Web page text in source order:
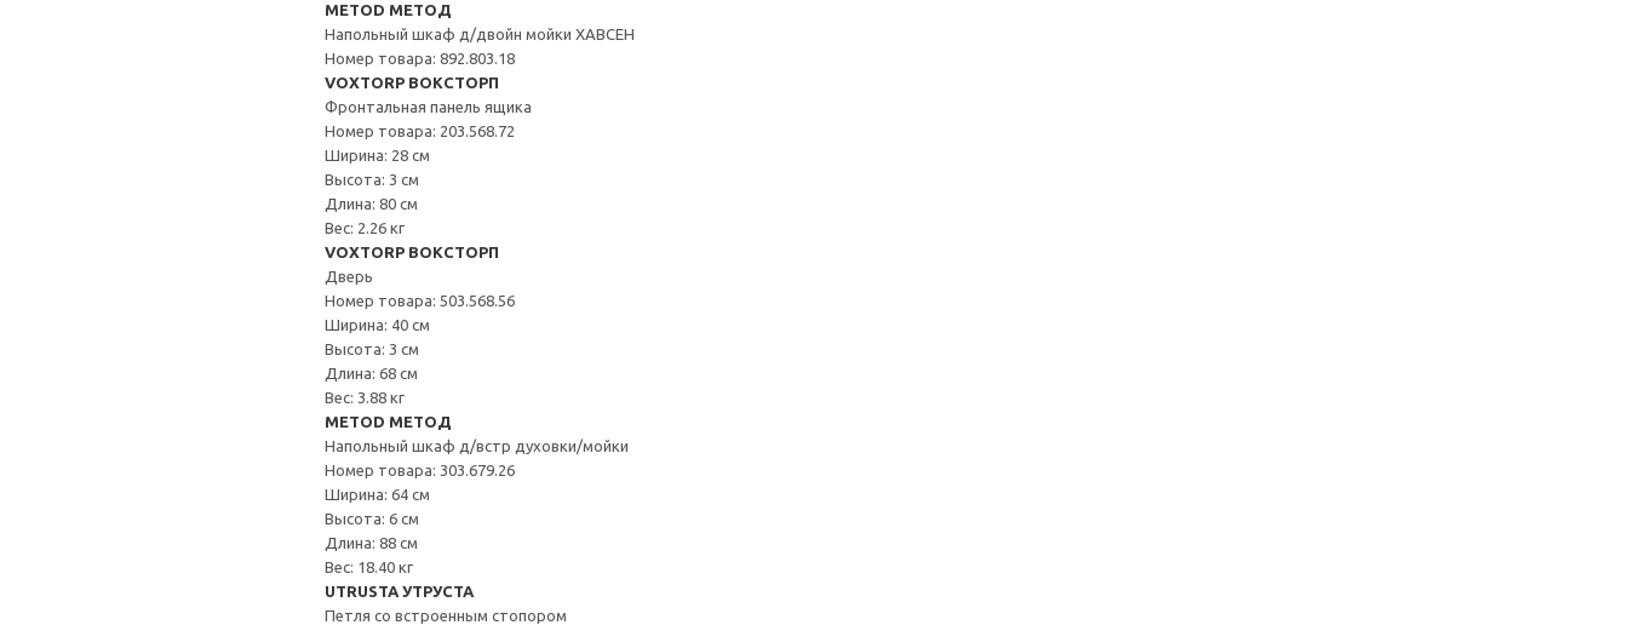
METOD МЕТОД
Напольный шкаф д/двойн мойки ХАВСЕН
Номер товара: 892.803.18
VOXTORP ВОКСТОРП
Фронтальная панель ящика
Номер товара: 203.568.72
Ширина: 28 см
Высота: 3 см
Длина: 80 см
Вес: 2.26 кг
VOXTORP ВОКСТОРП
Дверь
Номер товара: 503.568.56
Ширина: 40 см
Высота: 3 см
Длина: 68 см
Вес: 3.88 кг
METOD МЕТОД
Напольный шкаф д/встр духовки/мойки
Номер товара: 303.679.26
Ширина: 64 см
Высота: 6 см
Длина: 88 см
Вес: 18.40 кг
UTRUSTA УТРУСТА
Петля со встроенным стопором